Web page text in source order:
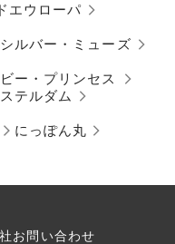
エウローパ
シルバー・ミューズ
ー・プリンセス
テルダム
にっぽん丸
お問い合わせ